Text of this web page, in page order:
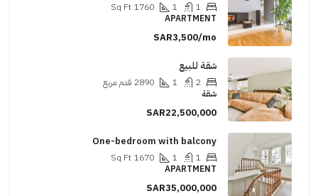
1760
Sq Ft
APARTMENT
SAR3,500/mo
شقة للبيع
2890 قدم مربع
شقة
SAR22,500,000
One-bedroom with balcony
1670
Sq Ft
APARTMENT
SAR35,000,000